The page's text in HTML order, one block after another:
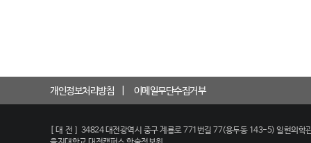
개인정보처리방침 이메일무단수집거부
[대전]
34824 대전광역시 중구 계룡로 771번길 77(용두동 143-5) 일현의학